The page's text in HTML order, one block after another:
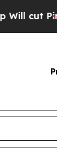
Pirro